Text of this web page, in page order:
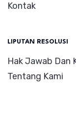
Kontak
LIPUTAN RESOLUSI
Hak Jawab Dan
Tentang Kami